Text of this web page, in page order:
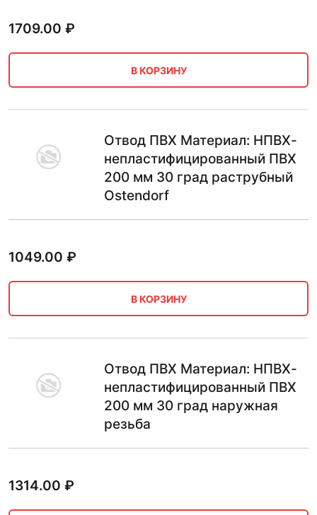
1709.00 ₽
В КОРЗИНУ
Отвод ПВХ Материал: НПВХ-
непластифицированный ПВХ
200 мм 30 град раструбный
Ostendorf
1049.00 ₽
В КОРЗИНУ
Отвод ПВХ Материал: НПВХ-
непластифицированный ПВХ
200 мм 30 град наружная
резьба
1314.00 ₽